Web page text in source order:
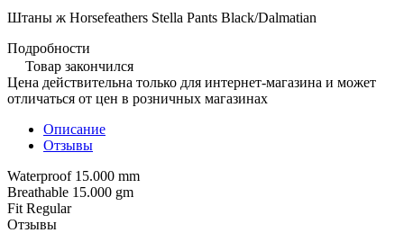
Штаны ж Horsefeathers Stella Pants Black/Dalmatian
Подробности
Товар закончился
Цена действительна только для интернет-магазина и может
отличаться от цен в розничных магазинах
Описание
Отзывы
Waterproof 15.000 mm
Breathable 15.000 gm
Fit Regular
Отзывы